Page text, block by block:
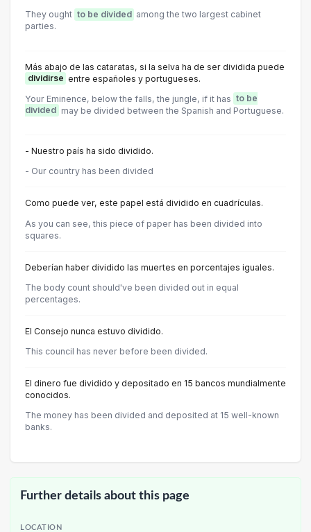
They ought to be divided among the two largest cabinet
parties.
Más abajo de las cataratas, si la selva ha de ser dividida puede
dividirse entre españoles y portugueses.
Your Eminence, below the falls, the jungle, if it has to be
divided
may be divided between the Spanish and Portuguese.
- Nuestro país ha sido dividido.
- Our country has been divided
Como puede ver, este papel está dividido en cuadrículas.
As you can see, this piece of paper has been divided into
squares.
Deberían haber dividido las muertes en porcentajes iguales.
The body count should've been divided out in equal
percentages.
El Consejo nunca estuvo dividido.
This council has never before been divided.
El dinero fue dividido y depositado en 15 bancos mundialmente
conocidos.
The money has been divided and deposited at 15 well-known
banks.
Further details about this page
LOCATION